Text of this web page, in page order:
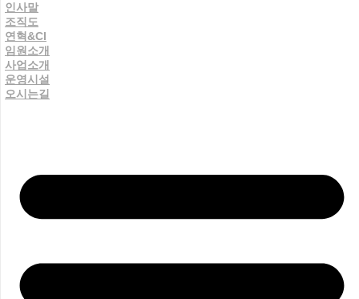
인사말
조직도
연혁&CI
임원소개
사업소개
운영시설
오시는길